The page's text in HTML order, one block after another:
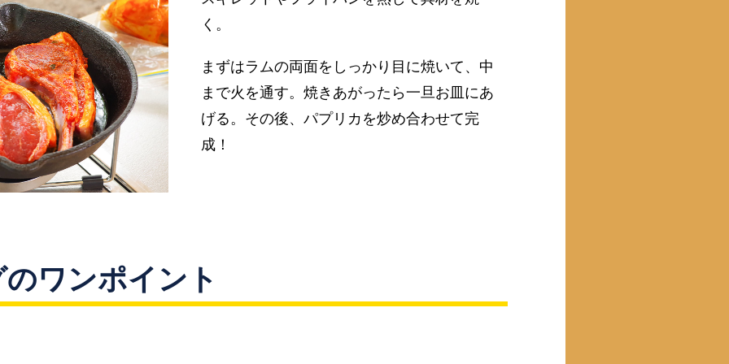
く。
まずはラムの両面をしっかり目に焼いて、中
まで火を通す。焼きあがったら一旦お皿にあ
げる。その後、パプリカを炒め合わせて完
成！
ワンポイント